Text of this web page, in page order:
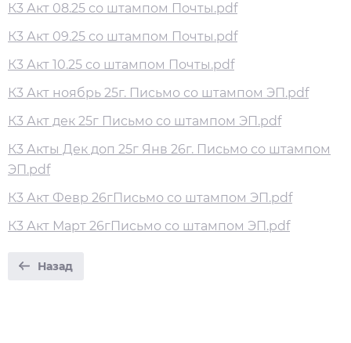
К3 Акт 08.25 со штампом Почты.pdf
К3 Акт 09.25 со штампом Почты.pdf
К3 Акт 10.25 со штампом Почты.pdf
К3 Акт ноябрь 25г. Письмо со штампом ЭП.pdf
К3 Акт дек 25г Письмо со штампом ЭП.pdf
К3 Акты Дек доп 25г Янв 26г. Письмо со штампом
ЭП.pdf
К3 Акт Февр 26гПисьмо со штампом ЭП.pdf
К3 Акт Март 26гПисьмо со штампом ЭП.pdf
Назад